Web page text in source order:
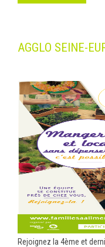
AGGLO SEINE-
Rejoignez la 4ème et